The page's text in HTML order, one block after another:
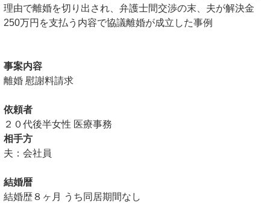
理由で離婚を切り出され、弁護士間交渉の末、夫が解決金
250万円を支払う内容で協議離婚が成立した事例
事案内容
離婚 慰謝料請求
依頼者
２０代後半女性 医療事務
相手方
夫：会社員
結婚暦
結婚歴８ヶ月
うち同居期間なし